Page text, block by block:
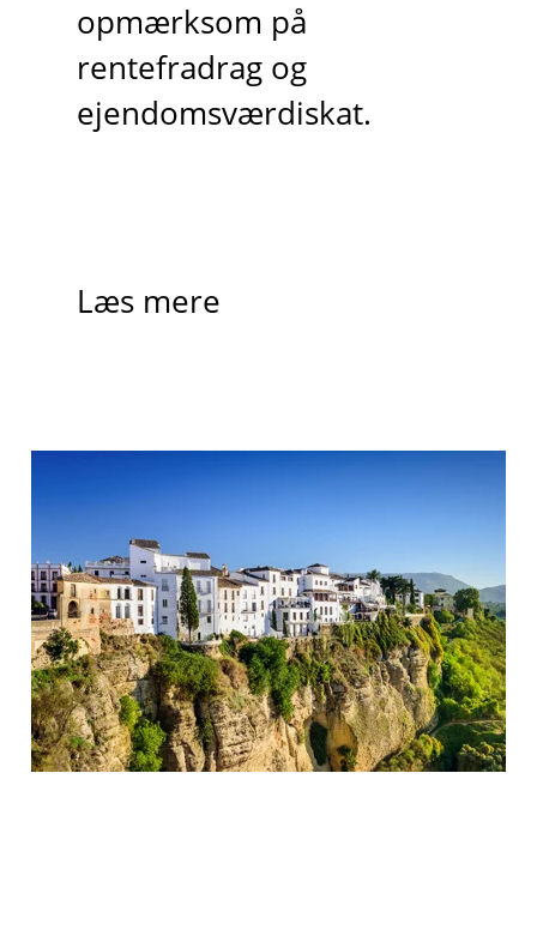
opmærksom på
rentefradrag og
ejendomsværdiskat.
Læs mere